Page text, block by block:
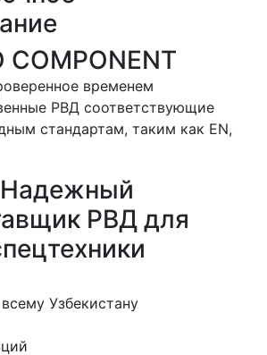
COMPONENT
временем
РВД соответствующие
стандартам, таким как EN,
Надежный
РВД для
Узбекистану